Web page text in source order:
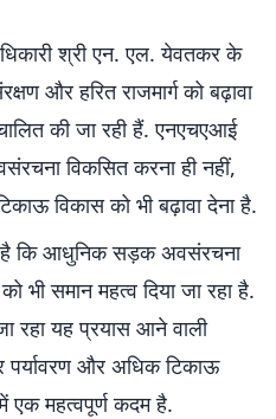
श्री एन. एल. येवतकर के
और हरित राजमार्ग को बढ़ावा
की जा रही हैं. एनएचएआई
विकसित करना ही नहीं,
विकास को भी बढ़ावा देना है.
है कि आधुनिक सड़क अवसंरचना
भी समान महत्व दिया जा रहा है.
रहा यह प्रयास आने वाली
पर्यावरण और अधिक टिकाऊ
एक महत्वपूर्ण कदम है.